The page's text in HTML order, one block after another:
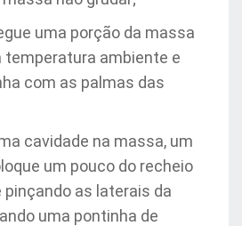
uma porção da massa
temperatura ambiente e
com as palmas das
cavidade na massa, um
um pouco do recheio
as laterais da
uma pontinha de